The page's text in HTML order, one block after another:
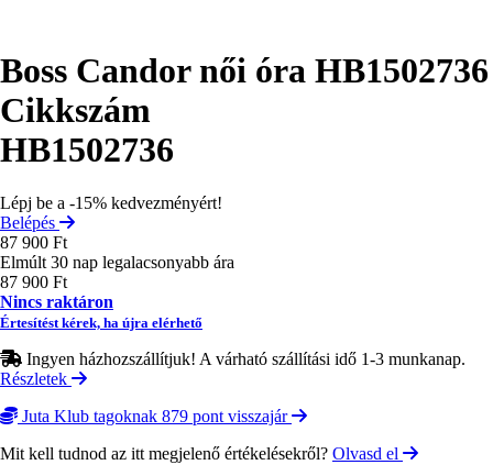
Boss Candor női óra HB1502736
Cikkszám
HB1502736
Lépj be a -15% kedvezményért!
Belépés
87 900 Ft
Elmúlt 30 nap legalacsonyabb ára
87 900 Ft
Nincs raktáron
Értesítést kérek, ha újra elérhető
Ingyen házhozszállítjuk! A várható szállítási idő 1-3 munkanap.
Részletek
Juta Klub tagoknak 879 pont visszajár
Mit kell tudnod az itt megjelenő értékelésekről? Olvasd el